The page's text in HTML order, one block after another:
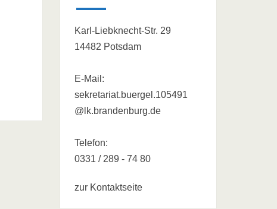
Karl-Liebknecht-Str. 29
14482 Potsdam
E-Mail:
sekretariat.buergel.105491
@lk.brandenburg.de
Telefon:
0331 / 289 - 74 80
zur Kontaktseite